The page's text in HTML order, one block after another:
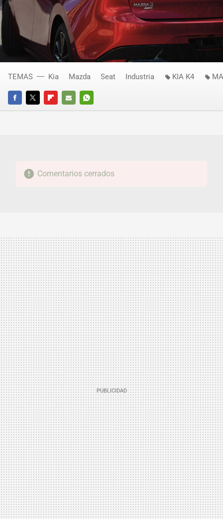
FACEBOOKTWITTERFLIPBOARD
E-
WHATSAPP
TEMAS Kia Mazda Seat Industria KIA K4
Comentarios cerrados